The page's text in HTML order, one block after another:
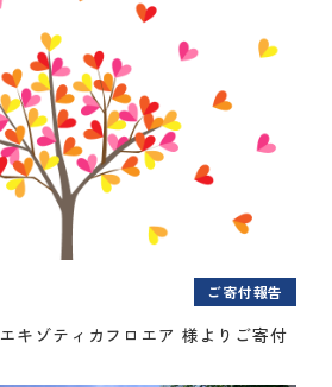
ご寄付報告
キゾティカフロエア 様よりご寄付